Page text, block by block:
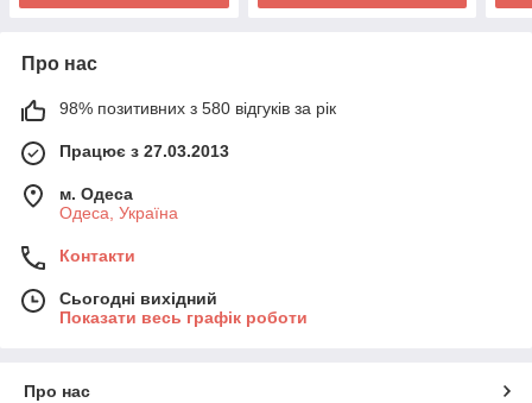
Про нас
98% позитивних з 580 відгуків за рік
Працює з 27.03.2013
м. Одеса
Одеса, Україна
Контакти
Сьогодні вихідний
Показати весь графік роботи
Про нас